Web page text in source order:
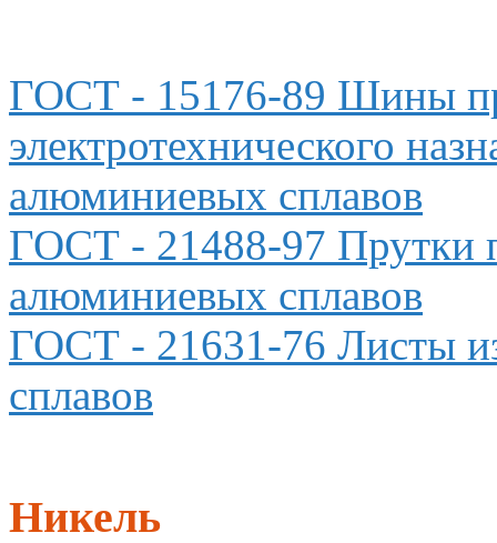
ГОСТ - 15176-89 Шины
электротехнического
алюминиевых сплавов
ГОСТ - 21488-97 Прутки
алюминиевых сплавов
ГОСТ - 21631-76 Листы
сплавов
Никель